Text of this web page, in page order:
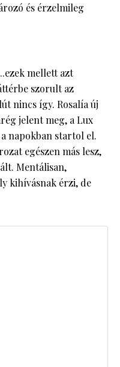
és érzelmileg
mellett azt
szorult az
nincs így. Rosalía új
jelent meg, a Lux
napokban startol el.
egészen más lesz,
Mentálisan,
kihívásnak érzi, de